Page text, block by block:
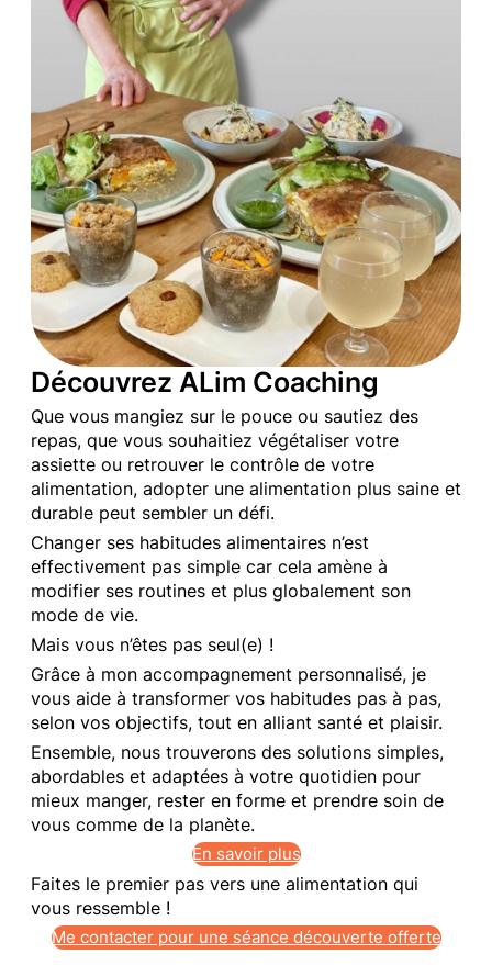
Découvrez ALim Coaching
Que vous mangiez sur le pouce ou sautiez des
repas, que vous souhaitiez végétaliser votre
assiette ou retrouver le contrôle de votre
alimentation, adopter une alimentation plus saine et
durable peut sembler un défi.
Changer ses habitudes alimentaires n’est
effectivement pas simple car cela amène à
modifier ses routines et plus globalement son
mode de vie.
Mais vous n’êtes pas seul(e) !
Grâce à mon accompagnement personnalisé, je
vous aide à transformer vos habitudes pas à pas,
selon vos objectifs, tout en alliant santé et plaisir.
Ensemble, nous trouverons des solutions simples,
abordables et adaptées à votre quotidien pour
mieux manger, rester en forme et prendre soin de
vous comme de la planète.
En savoir plus
Faites le premier pas vers une alimentation qui
vous ressemble !
Me contacter pour une séance découverte offerte